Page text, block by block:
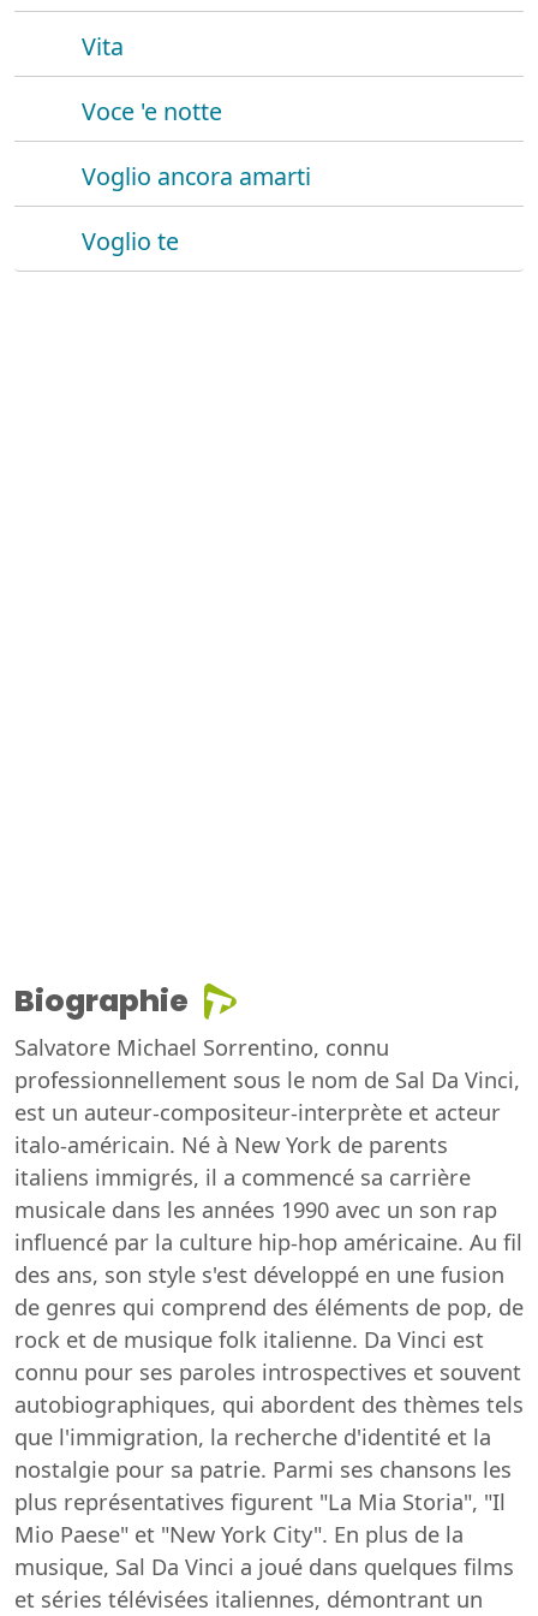
Vita
Voce 'e notte
Voglio ancora amarti
Voglio te
Biographie
Salvatore Michael Sorrentino, connu
professionnellement sous le nom de Sal Da Vinci,
est un auteur-compositeur-interprète et acteur
italo-américain. Né à New York de parents
italiens immigrés, il a commencé sa carrière
musicale dans les années 1990 avec un son rap
influencé par la culture hip-hop américaine. Au fil
des ans, son style s'est développé en une fusion
de genres qui comprend des éléments de pop, de
rock et de musique folk italienne. Da Vinci est
connu pour ses paroles introspectives et souvent
autobiographiques, qui abordent des thèmes tels
que l'immigration, la recherche d'identité et la
nostalgie pour sa patrie. Parmi ses chansons les
plus représentatives figurent "La Mia Storia", "Il
Mio Paese" et "New York City". En plus de la
musique, Sal Da Vinci a joué dans quelques films
et séries télévisées italiennes, démontrant un